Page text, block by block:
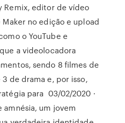
Remix, editor de vídeo
no edição e upload
o YouTube e
a videolocadora
sendo 8 filmes de
de drama e, por isso,
para 03/02/2020 ·
um jovem